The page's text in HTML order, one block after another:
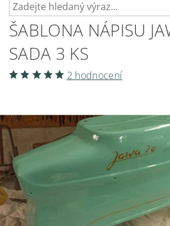
ŠABLONA NÁPISU
SADA 3 KS
2 hodnocení